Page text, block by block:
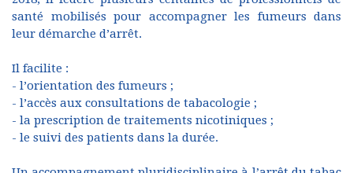
santé mobilisés pour accompagner les fumeurs dans
leur démarche d’arrêt.
Il facilite :
- l’orientation des fumeurs ;
- l’accès aux consultations de tabacologie ;
- la prescription de traitements nicotiniques ;
- le suivi des patients dans la durée.